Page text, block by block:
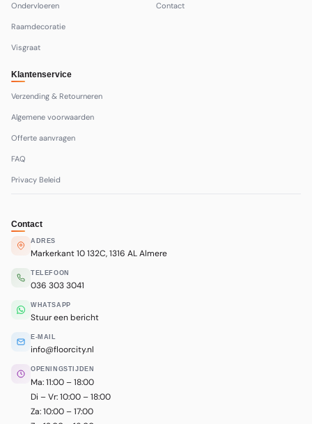
Ondervloeren
Raamdecoratie
Visgraat
Contact
Klantenservice
Verzending & Retourneren
Algemene voorwaarden
Offerte aanvragen
FAQ
Privacy Beleid
Contact
ADRES
Markerkant 10 132C, 1316 AL Almere
TELEFOON
036 303 3041
WHATSAPP
Stuur een bericht
E-MAIL
info@floorcity.nl
OPENINGSTIJDEN
Ma: 11:00 – 18:00
Di – Vr: 10:00 – 18:00
Za: 10:00 – 17:00